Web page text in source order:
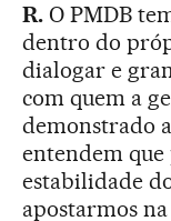
R.O PMDB
dentro do
dialogar e
com quem a
demonstrado
entendem que
estabilidade
apostarmos